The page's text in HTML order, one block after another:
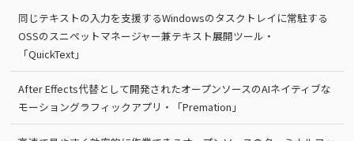
同じテキストの入力を支援するWindowsのタスクトレイに常駐する
OSSのスニペットマネージャー兼テキスト展開ツール・
「QuickText」
After Effects代替として開発されたオープンソースのAIネイティブな
モーショングラフィックアプリ・「Premation」